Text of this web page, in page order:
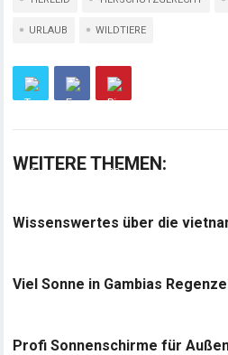
URLAUB WILDTIERE
WEITERE THEMEN:
Wissenswertes über die
Viel Sonne in Gambias
Profi Sonnenschirme für